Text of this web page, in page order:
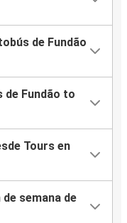
de Fundão
de Fundão to
Tours en
semana de